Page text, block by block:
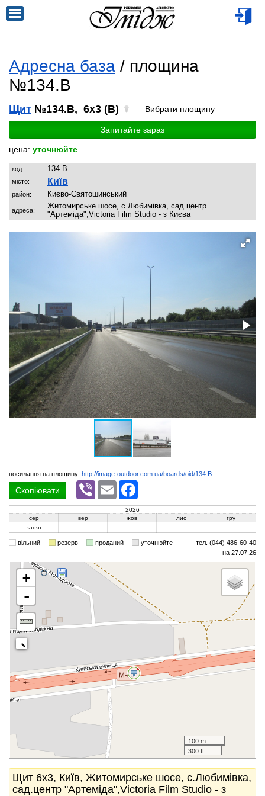
Адресна база / площина
№134.B
Щит №134.B, 6x3 (B) Вибрати площину
Запитайте зараз
цена: уточнюйте
код: 134.B
місто: Київ
район: Києво-Святошинський
адреса:
Житомирське шосе, с.Любимівка, сад.центр
"Артеміда",Victoria Film Studio - з Києва
посилання на площину: http://image-outdoor.com.ua/boards/oid/134.B
Скопіювати
Viber Email
2026
сер
вер жов лис
гру
занят
вільний резерв проданий уточнюйте
тел. (044) 486-60-40
на 27.07.26
+
-
100 m
300 ft
Щит 6x3, Київ, Житомирське шосе, с.Любимівка,
сад.центр "Артеміда",Victoria Film Studio - з